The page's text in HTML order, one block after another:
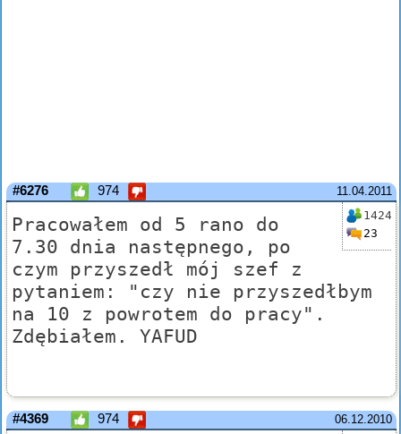
11.04.2011
#6276 974
1424
23
Pracowałem od 5 rano do
7.30 dnia następnego, po
czym przyszedł mój szef z
pytaniem: "czy nie przyszedłbym
na 10 z powrotem do pracy".
Zdębiałem. YAFUD
06.12.2010
#4369 974